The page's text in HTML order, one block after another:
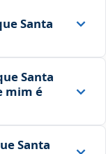
Santa
Santa
mim é
Santa